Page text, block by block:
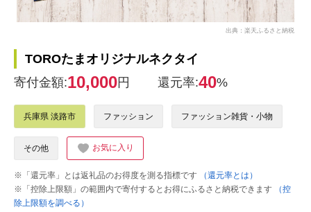
出典：楽天ふるさと納税
TOROたまオリジナルネクタイ
寄付金額:10,000円 還元率:40%
兵庫県 淡路市 ファッション ファッション雑貨・小物
その他 お気に入り
※「還元率」とは返礼品のお得度を測る指標です
（還元率とは）
※「控除上限額」の範囲内で寄付するとお得にふるさと納税できます
（控
除上限額を調べる）